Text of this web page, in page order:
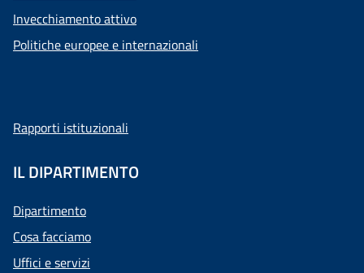
Invecchiamento attivo
Politiche europee e internazionali
Rapporti istituzionali
IL DIPARTIMENTO
Dipartimento
Cosa facciamo
Uffici e servizi